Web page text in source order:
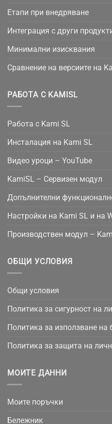
Етапи при внедряване
Интеграция с други
Минимални изисквания
Сравнение на версиите на
РАБОТА С KAMISL
Работа с Kami SL
Инсталация на Kami SL
Видео уроци – YouTube
KamiSL – Сервизен модул
Допълнителни
Настройки на Kami SL и на
Производствен модул –
ОБЩИ УСЛОВИЯ
Общи условия
Политика за сигурност на
Политика за използване на
Политика за защита на
МОИТЕ ДАННИ
Моите поръчки
Бележник